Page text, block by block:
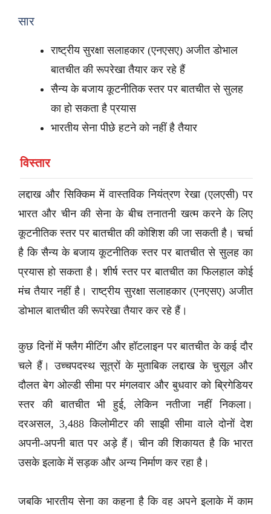
सार
राष्ट्रीय सुरक्षा सलाहकार (एनएसए) अजीत डोभाल
बातचीत की रूपरेखा तैयार कर रहे हैं
सैन्य के बजाय कूटनीतिक स्तर पर बातचीत से सुलह
का हो सकता है प्रयास
भारतीय सेना पीछे हटने को नहीं है तैयार
विस्तार
लद्दाख और सिक्किम में वास्तविक नियंत्रण रेखा (एलएसी) पर
भारत और चीन की सेना के बीच तनातनी खत्म करने के लिए
कूटनीतिक स्तर पर बातचीत की कोशिश की जा सकती है। चर्चा
है कि सैन्य के बजाय कूटनीतिक स्तर पर बातचीत से सुलह का
प्रयास हो सकता है। शीर्ष स्तर पर बातचीत का फिलहाल कोई
मंच तैयार नहीं है। राष्ट्रीय सुरक्षा सलाहकार (एनएसए) अजीत
डोभाल बातचीत की रूपरेखा तैयार कर रहे हैं।
कुछ दिनों में फ्लैग मीटिंग और हॉटलाइन पर बातचीत के कई दौर
चले हैं। उच्चपदस्थ सूत्रों के मुताबिक लद्दाख के चुसूल और
दौलत बेग ओल्डी सीमा पर मंगलवार और बुधवार को ब्रिगेडियर
स्तर की बातचीत भी हुई, लेकिन नतीजा नहीं निकला।
दरअसल, 3,488 किलोमीटर की साझी सीमा वाले दोनों देश
अपनी-अपनी बात पर अड़े हैं। चीन की शिकायत है कि भारत
उसके इलाके में सड़क और अन्य निर्माण कर रहा है।
जबकि भारतीय सेना का कहना है कि वह अपने इलाके में काम